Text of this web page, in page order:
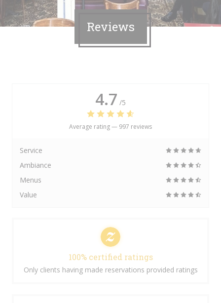
Reviews
4.7 /5
Average rating — 997 reviews
Service
Ambiance
Menus
Value
100% certified ratings
Only clients having made reservations provided ratings